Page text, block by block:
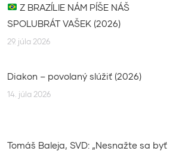
Z BRAZÍLIE NÁM PÍŠE NÁŠ
SPOLUBRÁT VAŠEK (2026)
29. júla 2026
Diakon – povolaný slúžiť (2026)
14. júla 2026
Tomáš Baleja, SVD: „Nesnažte sa byť